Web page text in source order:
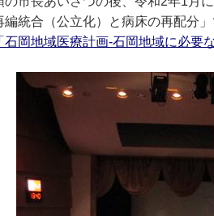
統合（公立化）と病床の再配分
石岡地域医療計画-石岡地域に必要